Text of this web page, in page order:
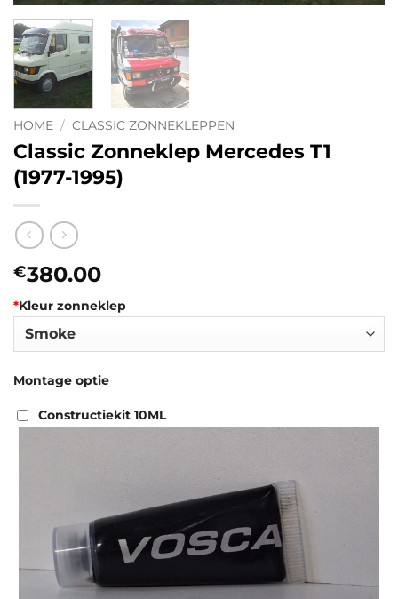
HOME / CLASSIC ZONNEKLEPPEN
Classic Zonneklep Mercedes T1
(1977-1995)
€380.00
*Kleur zonneklep
Montage optie
Constructiekit 10ML